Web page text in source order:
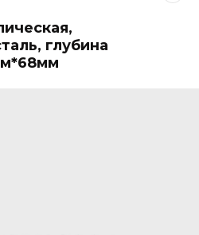
глубина